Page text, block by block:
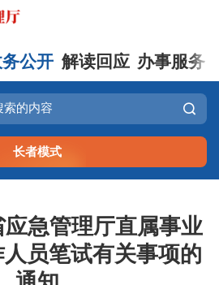
公开 解读回应 办事服务
长者模式
应急管理厅直属事业
员笔试有关事项的